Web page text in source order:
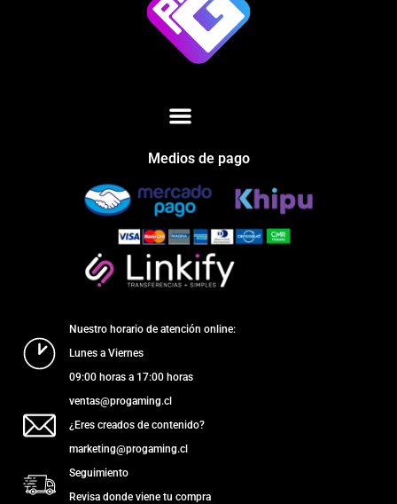
Medios de pago
Nuestro horario de atención online:
Lunes a Viernes
09:00 horas a 17:00 horas
ventas@progaming.cl
¿Eres creados de contenido?
marketing@progaming.cl
Seguimiento
Revisa donde viene tu compra